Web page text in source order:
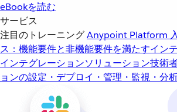
eBookを読む
サービス
注目のトレーニングAnypoint Platform
ス：機能要件と非機能要件を満たすイン
インテグレーションソリューション技術
ョンの設定・デプロイ・管理・監視・分